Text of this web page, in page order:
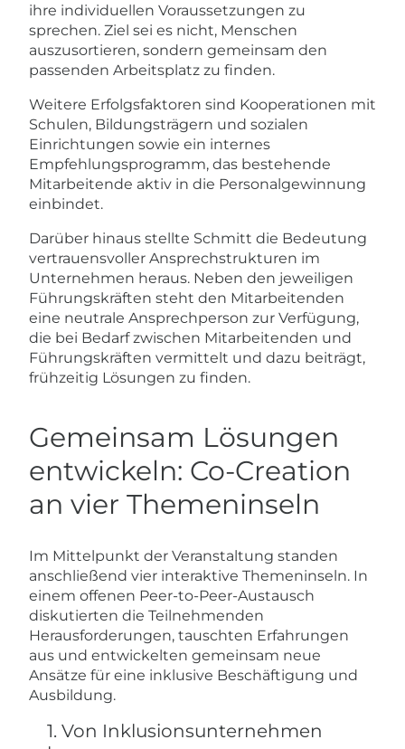
ihre individuellen Voraussetzungen zu
sprechen. Ziel sei es nicht, Menschen
auszusortieren, sondern gemeinsam den
passenden Arbeitsplatz zu finden.
Weitere Erfolgsfaktoren sind Kooperationen mit
Schulen, Bildungsträgern und sozialen
Einrichtungen sowie ein internes
Empfehlungsprogramm, das bestehende
Mitarbeitende aktiv in die Personalgewinnung
einbindet.
Darüber hinaus stellte Schmitt die Bedeutung
vertrauensvoller Ansprechstrukturen im
Unternehmen heraus. Neben den jeweiligen
Führungskräften steht den Mitarbeitenden
eine neutrale Ansprechperson zur Verfügung,
die bei Bedarf zwischen Mitarbeitenden und
Führungskräften vermittelt und dazu beiträgt,
frühzeitig Lösungen zu finden.
Gemeinsam Lösungen
entwickeln: Co-Creation
an vier Themeninseln
Im Mittelpunkt der Veranstaltung standen
anschließend vier interaktive Themeninseln. In
einem offenen Peer-to-Peer-Austausch
diskutierten die Teilnehmenden
Herausforderungen, tauschten Erfahrungen
aus und entwickelten gemeinsam neue
Ansätze für eine inklusive Beschäftigung und
Ausbildung.
1. Von Inklusionsunternehmen